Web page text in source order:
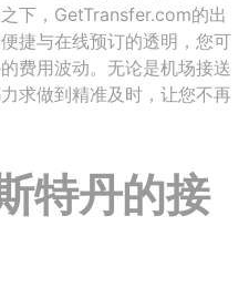
下，GetTransfer.com的出
捷与在线预订的透明，您可
费用波动。无论是机场接送
求做到精准及时，让您不再
特丹的接